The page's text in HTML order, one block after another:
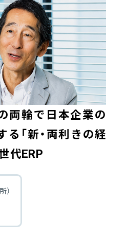
People
Sales
Production
グ
Wholesale & Trade
両輪で日本企業の
「新・両利きの経
代ERP
）